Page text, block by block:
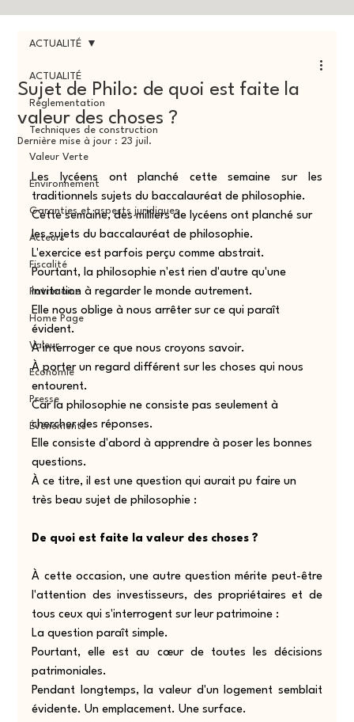
ACTUALITÉ
Réglementation
Techniques de construction
Valeur Verte
Environnement
Garanties et aspects juridiques
Acteurs
Fiscalité
Patrimoine
Home Page
Valeur
Economie
Presse
Événements
ACTUALITÉ
Sujet de Philo: de quoi est faite la
valeur des choses ?
Dernière mise à jour : 23 juil.
Les lycéens ont planché cette semaine sur les
traditionnels sujets du baccalauréat de philosophie.
Cette semaine, des milliers de lycéens ont planché sur
les sujets du baccalauréat de philosophie.
L'exercice est parfois perçu comme abstrait.
Pourtant, la philosophie n'est rien d'autre qu'une
invitation à regarder le monde autrement.
Elle nous oblige à nous arrêter sur ce qui paraît
évident.
À interroger ce que nous croyons savoir.
À porter un regard différent sur les choses qui nous
entourent.
Car la philosophie ne consiste pas seulement à
chercher des réponses.
Elle consiste d'abord à apprendre à poser les bonnes
questions.
À ce titre, il est une question qui aurait pu faire un
très beau sujet de philosophie :
De quoi est faite la valeur des choses ?
À cette occasion, une autre question mérite peut-être
l'attention des investisseurs, des propriétaires et de
tous ceux qui s'interrogent sur leur patrimoine :
La question paraît simple.
Pourtant, elle est au cœur de toutes les décisions
patrimoniales.
Pendant longtemps, la valeur d'un logement semblait
évidente. Un emplacement. Une surface.